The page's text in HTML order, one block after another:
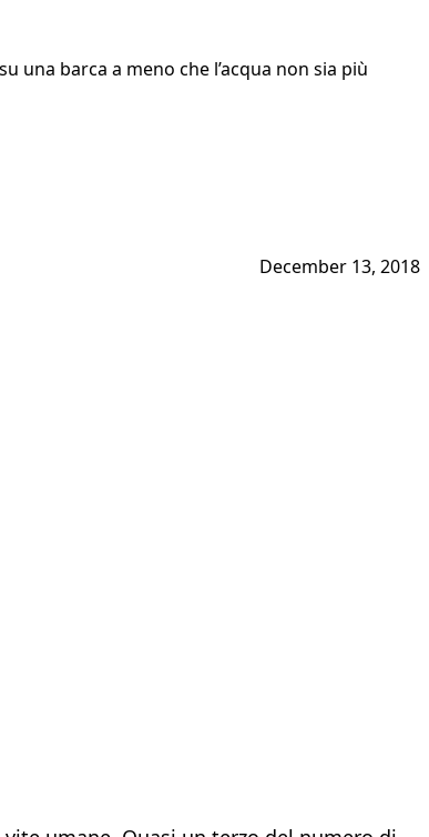
barca a meno che l’acqua non sia più
December 13, 2018